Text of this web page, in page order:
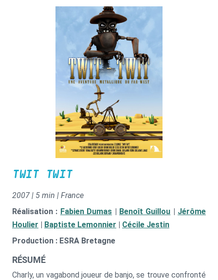
TWIT TWIT
2007 | 5 min | France
Réalisation : Fabien Dumas | Benoît Guillou | Jérôme
Houlier | Baptiste Lemonnier | Cécile Jestin
Production : ESRA Bretagne
RÉSUMÉ
Charly, un vagabond joueur de banjo, se trouve confronté